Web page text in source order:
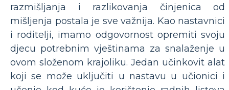
razmišljanja i razlikovanja činjenica od
mišljenja postala je sve važnija. Kao nastavnici
i roditelji, imamo odgovornost opremiti svoju
djecu potrebnim vještinama za snalaženje u
ovom složenom krajoliku. Jedan učinkovit alat
koji se može uključiti u nastavu u učionici i